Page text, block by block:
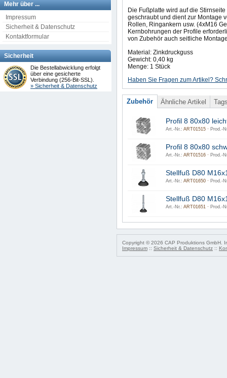
Mehr über ...
Impressum
Sicherheit & Datenschutz
Kontaktformular
Sicherheit
Die Bestellabwicklung erfolgt
über eine gesicherte
Verbindung (256-Bit-SSL).
» Sicherheit & Datenschutz
Die Fußplatte wird auf die
geschraubt und dient zur Montage
Rollen, Ringankern usw. (4xM16
Kernbohrungen der Profile
von Zubehör auch seitliche
Material: Zinkdruckguss
Gewicht: 0,40 kg
Menge: 1 Stück
Haben Sie Fragen zum Artikel?
Zubehör Ähnliche Artikel
Profil 8 80x80
Art.-Nr.: ART01515 · Prod.-
Profil 8 80x80
Art.-Nr.: ART01516 · Prod.-
Stellfuß D80
Art.-Nr.: ART01650 · Prod.-
Stellfuß D80
Art.-Nr.: ART01651 · Prod.-
Copyright © 2026 CAP Produktions GmbH.
Impressum :: Sicherheit & Datenschutz ::